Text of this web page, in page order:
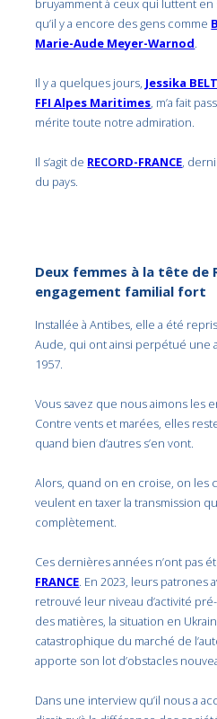
bruyamment à ceux qui luttent
qu’il y a encore des gens comme
Marie-Aude Meyer-Warnod.
Il y a quelques jours, Jessika
FFI Alpes Maritimes, m’a fait
mérite toute notre admiration.
Il s’agit de RECORD-FRANCE,
du pays.
Deux femmes à la tête de
engagement familial fort
Installée à Antibes, elle a été
Aude, qui ont ainsi perpétué une
1957.
Vous savez que nous aimons les
Contre vents et marées, elles
quand bien d’autres s’en vont.
Alors, quand on en croise, on les
veulent en taxer la transmission
complètement.
Ces dernières années n’ont pas
FRANCE. En 2023, leurs patrones
retrouvé leur niveau d’activité
des matières, la situation en
catastrophique du marché de
apporte son lot d’obstacles
Dans une interview qu’il nous a